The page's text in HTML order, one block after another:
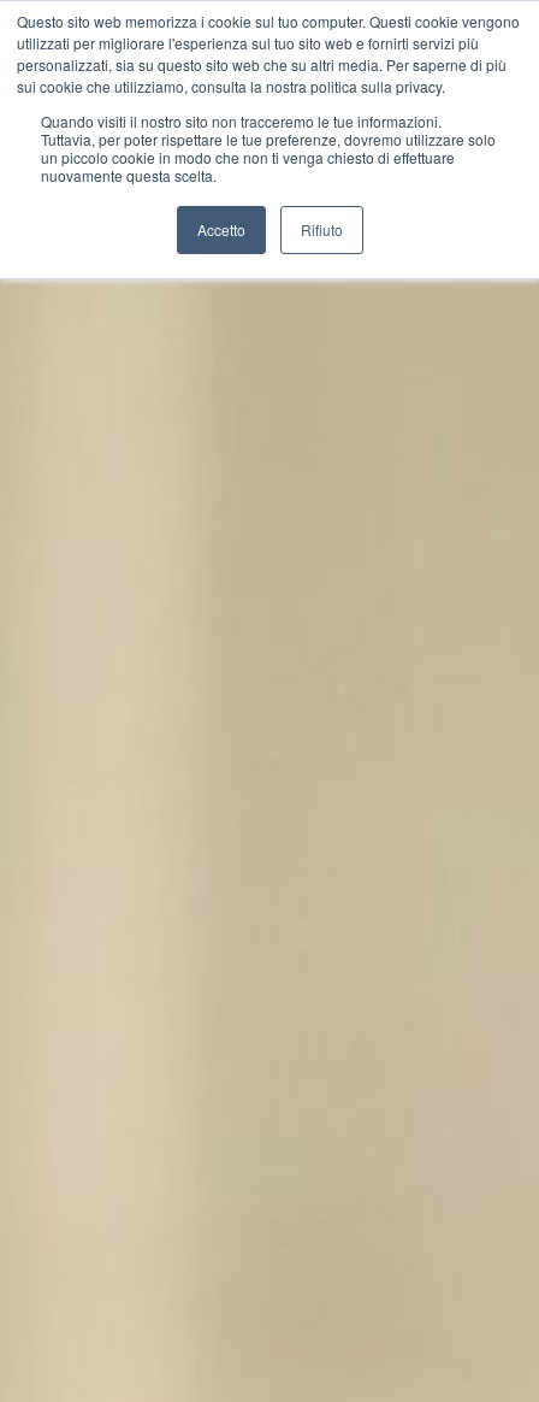
Questo sito web memorizza i cookie sul tuo computer. Questi cookie vengono
utilizzati per migliorare l'esperienza sul tuo sito web e fornirti servizi più
personalizzati, sia su questo sito web che su altri media. Per saperne di più
sui cookie che utilizziamo, consulta la nostra politica sulla privacy.
Quando visiti il ​​nostro sito non tracceremo le tue informazioni.
Tuttavia, per poter rispettare le tue preferenze, dovremo utilizzare solo
un piccolo cookie in modo che non ti venga chiesto di effettuare
nuovamente questa scelta.
Accetto Rifiuto